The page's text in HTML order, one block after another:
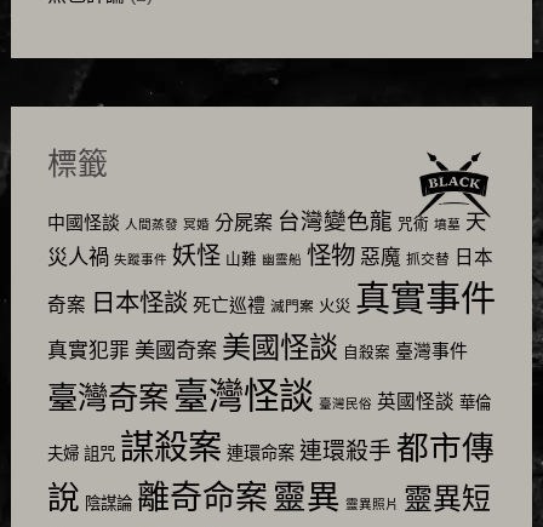
標籤
中國怪談 人間蒸發 冥婚 分屍案 台灣變色龍 咒術 墳墓 天
災人禍 失蹤事件 妖怪 山難 幽靈船 怪物 惡魔 抓交替 日本
奇案 日本怪談 死亡巡禮 滅門案 火災 真實事件
真實犯罪 美國奇案 美國怪談 自殺案 臺灣事件
臺灣奇案 臺灣怪談 臺灣民俗 英國怪談 華倫
夫婦 詛咒 謀殺案 連環命案 連環殺手 都市傳
說 陰謀論 離奇命案 靈異 靈異照片 靈異短